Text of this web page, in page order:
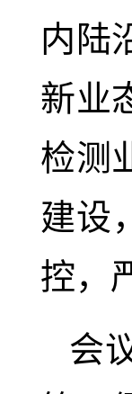
内陆
新业
检测
建设
控，
会